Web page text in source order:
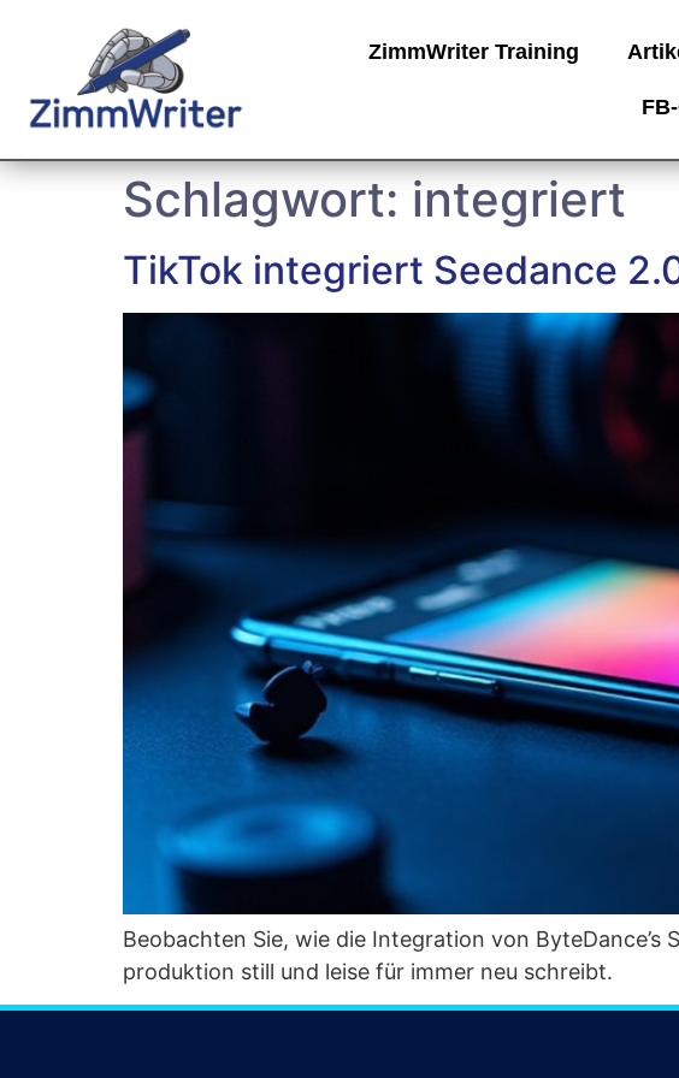
ZimmWriter Training
Schlagwort: integriert
TikTok integriert Seedance
Beob­ach­ten Sie, wie die Inte­gra­ti­on von
pro­duk­ti­on still und lei­se für immer neu schreibt.